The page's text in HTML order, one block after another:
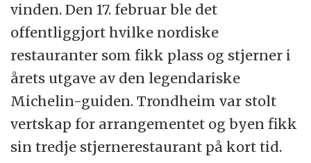
vinden. Den 17. februar ble det
offentliggjort hvilke nordiske
restauranter som fikk plass og stjerner i
årets utgave av den legendariske
Michelin-guiden. Trondheim var stolt
vertskap for arrangementet og byen fikk
sin tredje stjernerestaurant på kort tid.